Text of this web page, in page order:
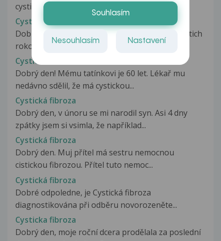
cystická epifýza, pravděpodobně...
Cystická fibrosa
Dobrý deň,mám 16 rokov,moj priateľ 17, od 10-tich
rokov má diagnostikovanú cystickú...
Cystická fibróza
Dobrý den! Mému tatínkovi je 60 let. Lékař mu
nedávno sdělil, že má cystickou...
Cystická fibroza
Dobrý den, v únoru se mi narodil syn. Asi 4 dny
zpátky jsem si vsimla, že například...
Cystická fibroza
Dobrý den. Muj přítel má sestru nemocnou
cistickou fibrozou. Přítel tuto nemoc...
Cystická fibroza
Dobré odpoledne, je Cystická fibroza
diagnostikována při odběru novorozeněte...
Cysticka fibroza
Dobrý den, moje roční dcera prodělala za poslední
Souhlasím
Nesouhlasím Nastavení